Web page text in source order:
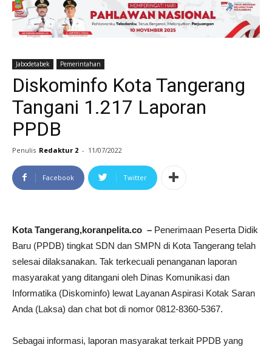
Jabodetabek Pemerintahan
Diskominfo Kota Tangerang
Tangani 1.217 Laporan
PPDB
Penulis Redaktur 2 - 11/07/2022
Facebook Twitter
Kota Tangerang,koranpelita.co – Penerimaan Peserta Didik
Baru (PPDB) tingkat SDN dan SMPN di Kota Tangerang telah
selesai dilaksanakan. Tak terkecuali penanganan laporan
masyarakat yang ditangani oleh Dinas Komunikasi dan
Informatika (Diskominfo) lewat Layanan Aspirasi Kotak Saran
Anda (Laksa) dan chat bot di nomor 0812-8360-5367.
Sebagai informasi, laporan masyarakat terkait PPDB yang